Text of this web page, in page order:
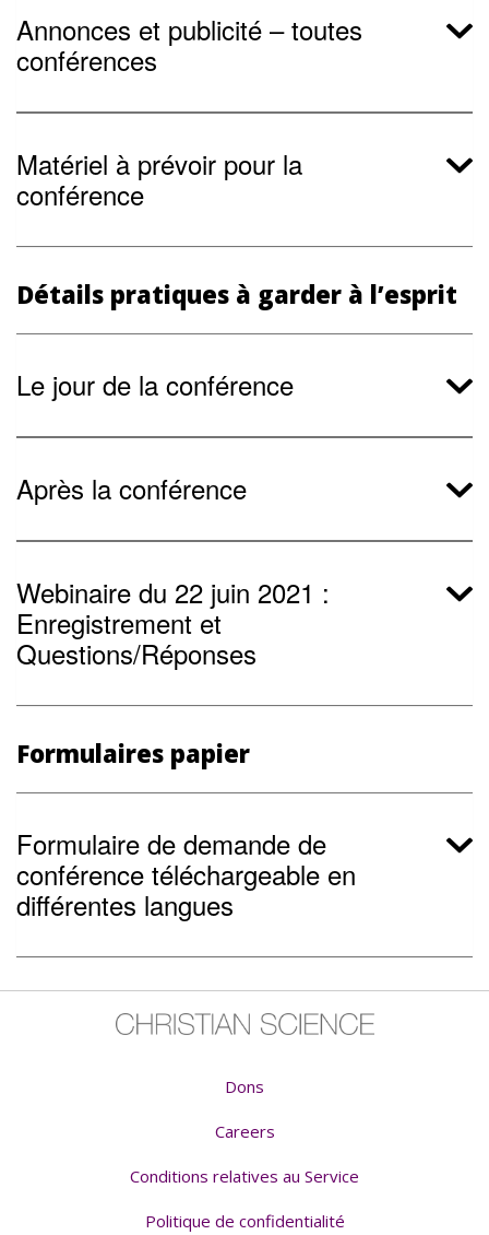
Annonces et publicité – toutes
conférences
Matériel à prévoir pour la
conférence
Détails pratiques à garder à l’esprit
Le jour de la conférence
Après la conférence
Webinaire du 22 juin 2021 :
Enregistrement et
Questions/Réponses
Formulaires papier
Formulaire de demande de
conférence téléchargeable en
différentes langues
Dons
Careers
Conditions relatives au Service
Politique de confidentialité